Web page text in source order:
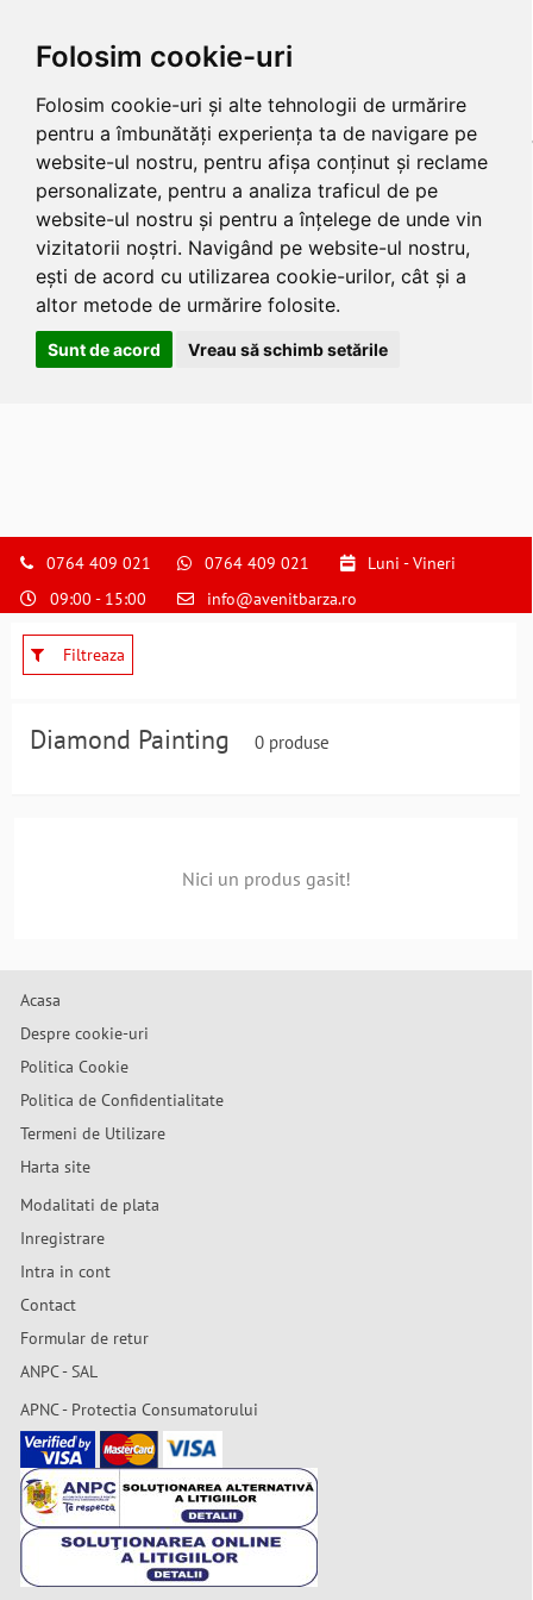
Folosim cookie-uri
Folosim cookie-uri și alte tehnologii de urmărire
pentru a îmbunătăți experiența ta de navigare pe
website-ul nostru, pentru afișa conținut și reclame
personalizate, pentru a analiza traficul de pe
website-ul nostru și pentru a înțelege de unde vin
vizitatorii noștri. Navigând pe website-ul nostru,
ești de acord cu utilizarea cookie-urilor, cât și a
altor metode de urmărire folosite.
Sunt de acord Vreau să schimb setările
S
pentru
0764409021
comanda
0764 409 021 0764 409 021
Luni - Vineri
09:00 - 15:00
info@avenitbarza.ro
Filtreaza
Diamond Painting 0 produse
Nici un produs gasit!
Acasa
Despre cookie-uri
Politica Cookie
Politica de Confidentialitate
Termeni de Utilizare
Harta site
Modalitati de plata
Inregistrare
Intra in cont
Contact
Formular de retur
ANPC - SAL
APNC - Protectia Consumatorului